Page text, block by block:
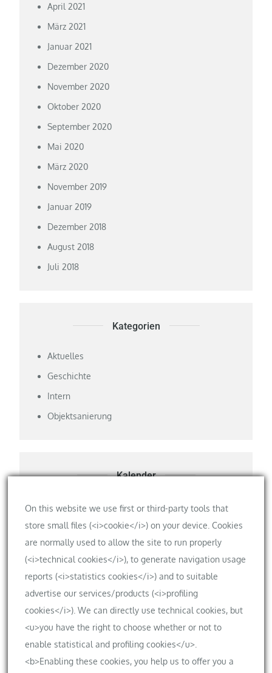
April 2021
März 2021
Januar 2021
Dezember 2020
November 2020
Oktober 2020
September 2020
Mai 2020
März 2020
November 2019
Januar 2019
Dezember 2018
August 2018
Juli 2018
Kategorien
Aktuelles
Geschichte
Intern
Objektsanierung
Kalender
Privater Kalender der Bauherren
Meta
Anmelden
Eintrags-Feed
Kommentar-Feed
On this website we use first or third-party tools that
store small files (<i>cookie</i>) on your device. Cookies
are normally used to allow the site to run properly
(<i>technical cookies</i>), to generate navigation usage
reports (<i>statistics cookies</i>) and to suitable
advertise our services/products (<i>profiling
cookies</i>). We can directly use technical cookies, but
<u>you have the right to choose whether or not to
enable statistical and profiling cookies</u>.
<b>Enabling these cookies, you help us to offer you a